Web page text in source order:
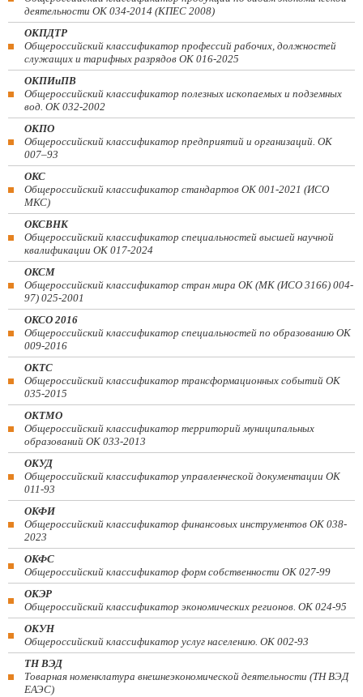
деятельности ОК 034-2014 (КПЕС 2008)
ОКПДТР
Общероссийский классификатор профессий рабочих, должностей
служащих и тарифных разрядов ОК 016-2025
ОКПИиПВ
Общероссийский классификатор полезных ископаемых и подземных
вод. ОК 032-2002
ОКПО
Общероссийский классификатор предприятий и организаций. ОК
007–93
ОКС
Общероссийский классификатор стандартов ОК 001-2021 (ИСО
МКС)
ОКСВНК
Общероссийский классификатор специальностей высшей научной
квалификации ОК 017-2024
ОКСМ
Общероссийский классификатор стран мира ОК (МК (ИСО 3166) 004-
97) 025-2001
ОКСО 2016
Общероссийский классификатор специальностей по образованию ОК
009-2016
ОКТС
Общероссийский классификатор трансформационных событий ОК
035-2015
ОКТМО
Общероссийский классификатор территорий муниципальных
образований ОК 033-2013
ОКУД
Общероссийский классификатор управленческой документации ОК
011-93
ОКФИ
Общероссийский классификатор финансовых инструментов OK 038-
2023
ОКФС
Общероссийский классификатор форм собственности ОК 027-99
ОКЭР
Общероссийский классификатор экономических регионов. ОК 024-95
ОКУН
Общероссийский классификатор услуг населению. ОК 002-93
ТН ВЭД
Товарная номенклатура внешнеэкономической деятельности (ТН ВЭД
ЕАЭС)